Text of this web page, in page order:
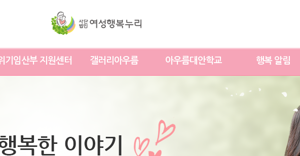
기임산부 지원센터 갤러리아우름 아우름대안학교 행복 알림